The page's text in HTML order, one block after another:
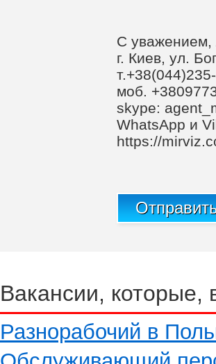
С уважением,
г. Киев, ул.
моб.
skype:
WhatsApp и
https://
Вакансии, которые,
Разнорабочий в